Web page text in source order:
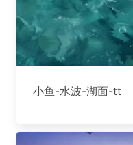
小鱼-水波-湖面-tt